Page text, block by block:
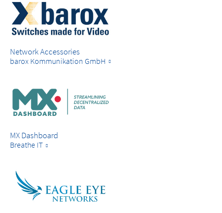
Network Accessories
barox Kommunikation GmbH
MX Dashboard
Breathe IT